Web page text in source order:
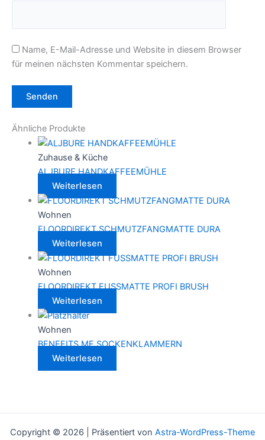
Name, E-Mail-Adresse und Website in diesem Browser
für meinen nächsten Kommentar speichern.
Ähnliche Produkte
Zuhause & Küche
ALJBURE HANDKAFFEEMÜHLE
Weiterlesen
Wohnen
FLOORDIREKT SCHMUTZFANGMATTE DURA
Weiterlesen
Wohnen
FLOORDIREKT FUSSMATTE PROFI BRUSH
Weiterlesen
Wohnen
BENEFITS ME SOCKENKLAMMERN
Weiterlesen
Copyright © 2026 | Präsentiert von Astra-WordPress-Theme